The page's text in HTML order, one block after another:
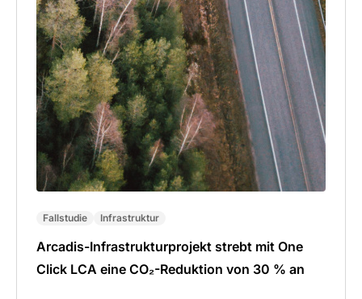
Fallstudie Infrastruktur
Arcadis-Infrastrukturprojekt strebt mit One
Click LCA eine CO₂-Reduktion von 30 % an